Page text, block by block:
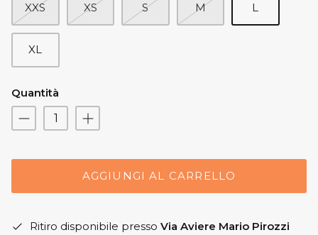
XXS XS S M L
XL
Quantità
AGGIUNGI AL CARRELLO
Ritiro disponibile presso Via Aviere Mario Pirozzi